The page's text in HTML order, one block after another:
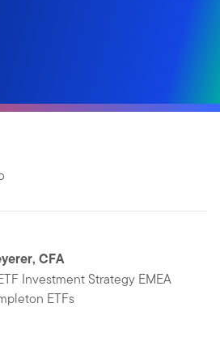
CFA
Investment Strategy EMEA
ETFs